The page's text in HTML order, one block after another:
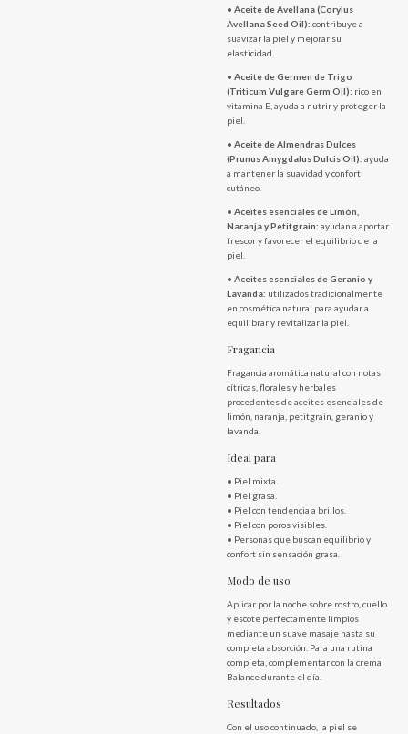
• Aceite de Avellana (Corylus
Avellana Seed Oil): contribuye a
suavizar la piel y mejorar su
elasticidad.
• Aceite de Germen de Trigo
(Triticum Vulgare Germ Oil): rico en
vitamina E, ayuda a nutrir y proteger la
piel.
• Aceite de Almendras Dulces
(Prunus Amygdalus Dulcis Oil): ayuda
a mantener la suavidad y confort
cutáneo.
• Aceites esenciales de Limón,
Naranja y Petitgrain: ayudan a aportar
frescor y favorecer el equilibrio de la
piel.
• Aceites esenciales de Geranio y
Lavanda: utilizados tradicionalmente
en cosmética natural para ayudar a
equilibrar y revitalizar la piel.
Fragancia
Fragancia aromática natural con notas
cítricas, florales y herbales
procedentes de aceites esenciales de
limón, naranja, petitgrain, geranio y
lavanda.
Ideal para
• Piel mixta.
• Piel grasa.
• Piel con tendencia a brillos.
• Piel con poros visibles.
• Personas que buscan equilibrio y
confort sin sensación grasa.
Modo de uso
Aplicar por la noche sobre rostro, cuello
y escote perfectamente limpios
mediante un suave masaje hasta su
completa absorción. Para una rutina
completa, complementar con la crema
Balance durante el día.
Resultados
Con el uso continuado, la piel se